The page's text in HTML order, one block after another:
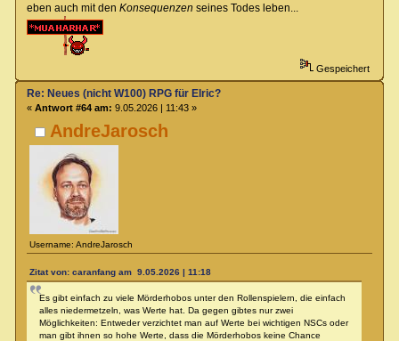
eben auch mit den Konsequenzen seines Todes leben...
Gespeichert
AndreJarosch
Username: AndreJarosch
Re: Neues (nicht W100) RPG für Elric?
« Antwort #64 am: 9.05.2026 | 11:43 »
Zitat von: caranfang am 9.05.2026 | 11:18
Es gibt einfach zu viele Mörderhobos unter den Rollenspielern, die einfach
alles niedermetzeln, was Werte hat. Da gegen gibtes nur zwei
Möglichkeiten: Entweder verzichtet man auf Werte bei wichtigen NSCs oder
man gibt ihnen so hohe Werte, dass die Mörderhobos keine Chance